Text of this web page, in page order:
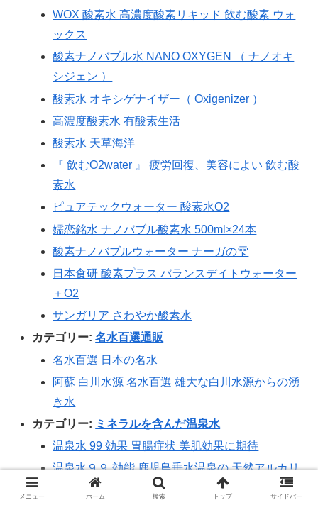
WOX 酸素水 高濃度酸素リキッド 飲む酸素 ウォ
ックス
酸素ナノバブル水 NANO OXYGEN （ ナノオキ
シジェン ）
酸素水 オキシゲナイザー（ Oxigenizer ）
高濃度酸素水 有酸素生活
酸素水 天草海洋
『 飲むO2water 』 疲労回復、美容によい 飲む酸
素水
ピュアテックウォーター 酸素水O2
嬬恋銘水 ナノバブル酸素水 500ml×24本
酸素ナノバブルウォーター ナーガの雫
日本食研 酸素プラス バランスデイトウォーター
＋O2
サンガリア さわやか酸素水
カテゴリー:名水百選通販
名水百選 日本の名水
阿蘇 白川水源 名水百選 雄大な白川水源からの湧
き水
カテゴリー: ミネラルを含んだ温泉水
温泉水 99 効果 胃腸症状 美肌効果に期待
温泉水９９ 効能 鹿児島垂水温泉の 天然アルカリ
イオン水
メニュー ホーム 検索 トップ サイドバー